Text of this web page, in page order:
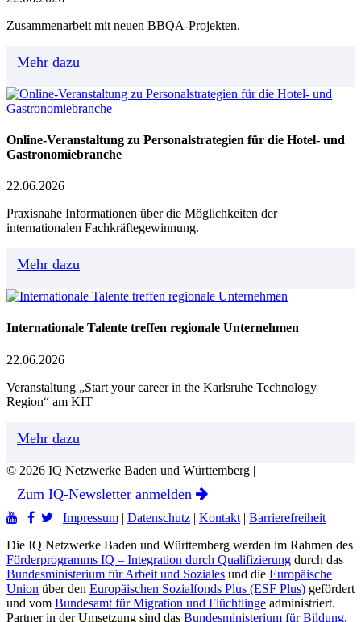
Zusammenarbeit mit neuen BBQA-Projekten.
Mehr dazu
Online-Veranstaltung zu Personalstrategien für die Hotel- und
Gastronomiebranche
22.06.2026
Praxisnahe Informationen über die Möglichkeiten der
internationalen Fachkräftegewinnung.
Mehr dazu
Internationale Talente treffen regionale Unternehmen
22.06.2026
Veranstaltung „Start your career in the Karlsruhe Technology
Region“ am KIT
Mehr dazu
© 2026 IQ Netzwerke Baden und Württemberg |
Zum IQ-Newsletter anmelden
Impressum | Datenschutz | Kontakt | Barrierefreiheit
Die IQ Netzwerke Baden und Württemberg werden im Rahmen des
Förderprogramms IQ – Integration durch Qualifizierung durch das
Bundesministerium für Arbeit und Soziales und die Europäische
Union über den Europäischen Sozialfonds Plus (ESF Plus) gefördert
und vom Bundesamt für Migration und Flüchtlinge administriert.
Partner in der Umsetzung sind das Bundesministerium für Bildung,